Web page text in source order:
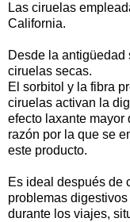
Las ciruelas
California.
Desde la antigüedad
ciruelas secas.
El sorbitol y la fibra
ciruelas activan la
efecto laxante mayor
razón por la que se
este producto.
Es ideal después de
problemas digestivos
durante los viajes,